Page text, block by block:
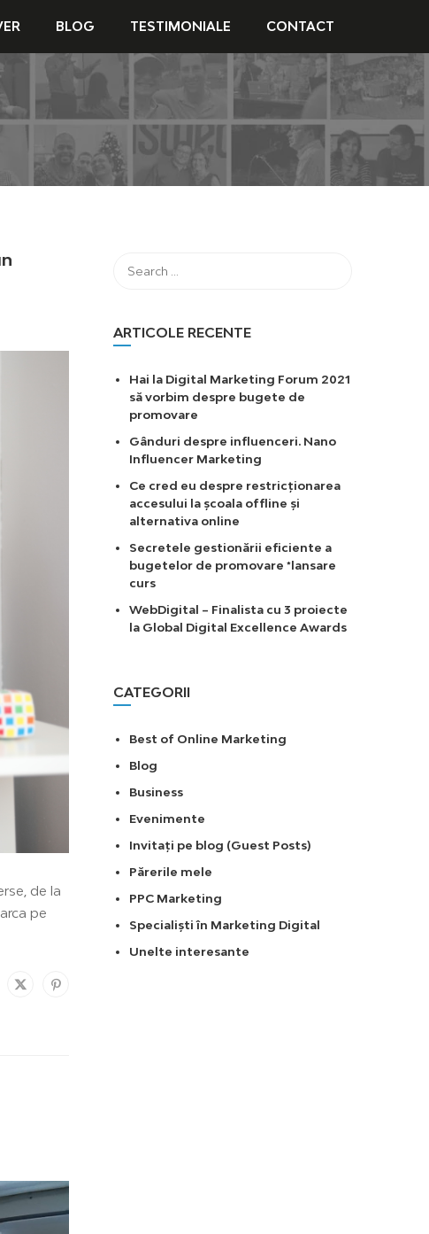
BLOG TESTIMONIALE CONTACT
de la
pe
ARTICOLE RECENTE
Hai la Digital Marketing Forum 2021
să vorbim despre bugete de
promovare
Gânduri despre influenceri. Nano
Influencer Marketing
Ce cred eu despre restricționarea
accesului la școala offline și
alternativa online
Secretele gestionării eficiente a
bugetelor de promovare *lansare
curs
WebDigital – Finalista cu 3 proiecte
la Global Digital Excellence Awards
CATEGORII
Best of Online Marketing
Blog
Business
Evenimente
Invitați pe blog (Guest Posts)
Părerile mele
PPC Marketing
Specialiști în Marketing Digital
Unelte interesante